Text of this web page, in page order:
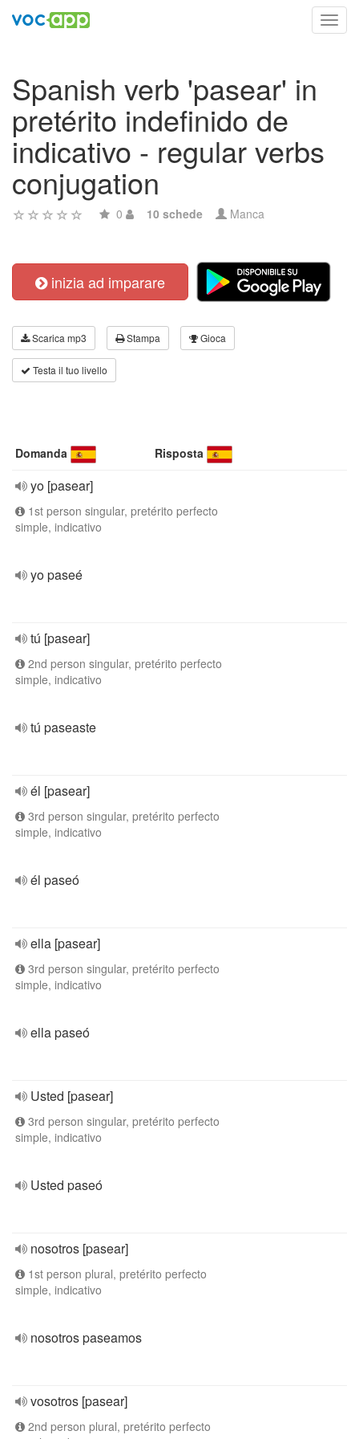
Spanish verb 'pasear' in
pretérito indefinido de
indicativo - regular verbs
conjugation
0 10 schede Manca
inizia ad imparare
Scarica mp3 Stampa Gioca
Testa il tuo livello
Domanda Risposta
yo [pasear]
1st person singular, pretérito perfecto
simple, indicativo
yo paseé
tú [pasear]
2nd person singular, pretérito perfecto
simple, indicativo
tú paseaste
él [pasear]
3rd person singular, pretérito perfecto
simple, indicativo
él paseó
ella [pasear]
3rd person singular, pretérito perfecto
simple, indicativo
ella paseó
Usted [pasear]
3rd person singular, pretérito perfecto
simple, indicativo
Usted paseó
nosotros [pasear]
1st person plural, pretérito perfecto
simple, indicativo
nosotros paseamos
vosotros [pasear]
2nd person plural, pretérito perfecto